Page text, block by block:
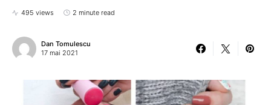
495 views 2 minute read
Dan Tomulescu
17 mai 2021